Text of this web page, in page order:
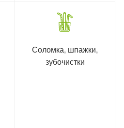
Соломка, шпажки,
зубочистки